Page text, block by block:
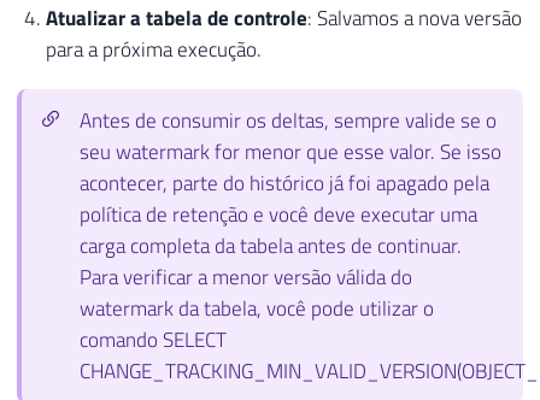
Atualizar a tabela de controle: Salvamos a nova versão
para a próxima execução.
Antes de consumir os deltas, sempre valide se o
seu watermark for menor que esse valor. Se isso
acontecer, parte do histórico já foi apagado pela
política de retenção e você deve executar uma
carga completa da tabela antes de continuar.
Para verificar a menor versão válida do
watermark da tabela, você pode utilizar o
comando SELECT